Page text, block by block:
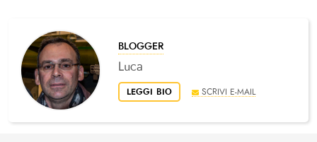
BLOGGER
Luca
SCRIVI E-MAIL
LEGGI BIO